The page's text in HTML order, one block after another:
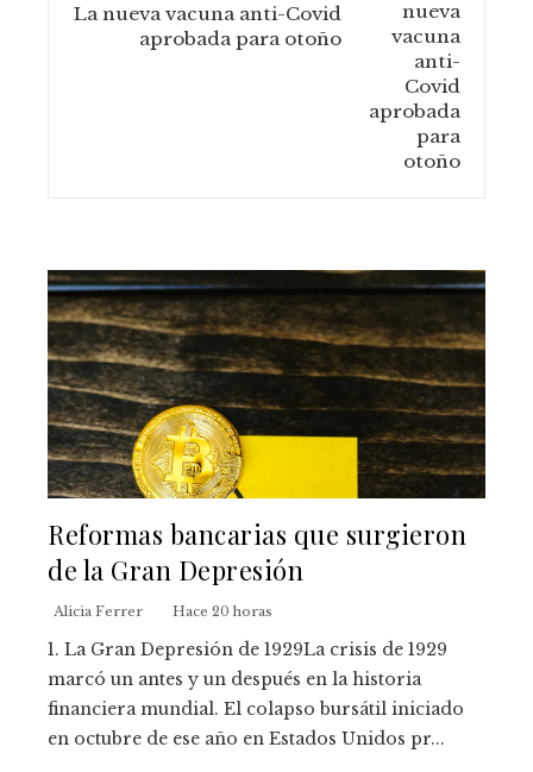
La nueva vacuna anti-Covid
aprobada para otoño
Reformas bancarias que surgieron
de la Gran Depresión
Alicia Ferrer Hace 20 horas
1. La Gran Depresión de 1929La crisis de 1929
marcó un antes y un después en la historia
financiera mundial. El colapso bursátil iniciado
en octubre de ese año en Estados Unidos pr...